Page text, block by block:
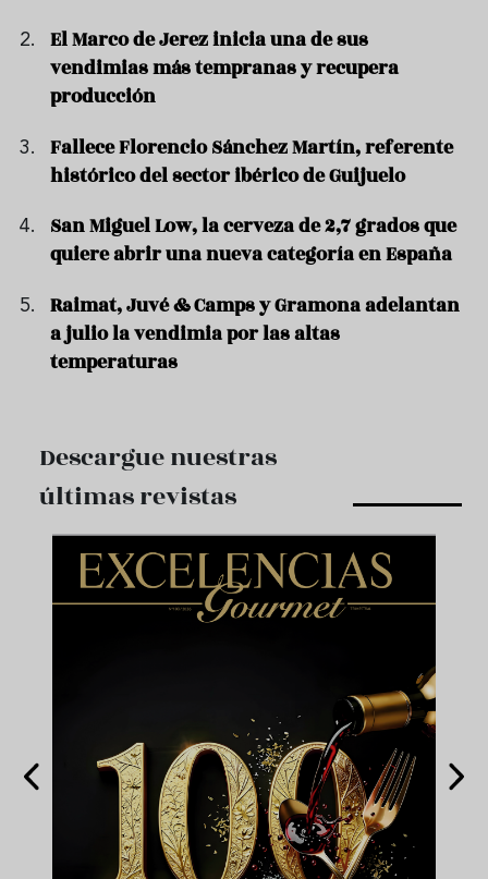
El Marco de Jerez inicia una de sus
vendimias más tempranas y recupera
producción
Fallece Florencio Sánchez Martín, referente
histórico del sector ibérico de Guijuelo
San Miguel Low, la cerveza de 2,7 grados que
quiere abrir una nueva categoría en España
Raimat, Juvé & Camps y Gramona adelantan
a julio la vendimia por las altas
temperaturas
Descargue nuestras
últimas revistas